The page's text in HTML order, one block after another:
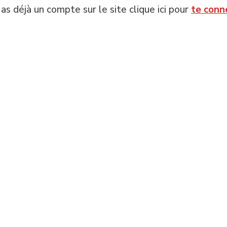
déjà un compte sur le site clique ici pour te